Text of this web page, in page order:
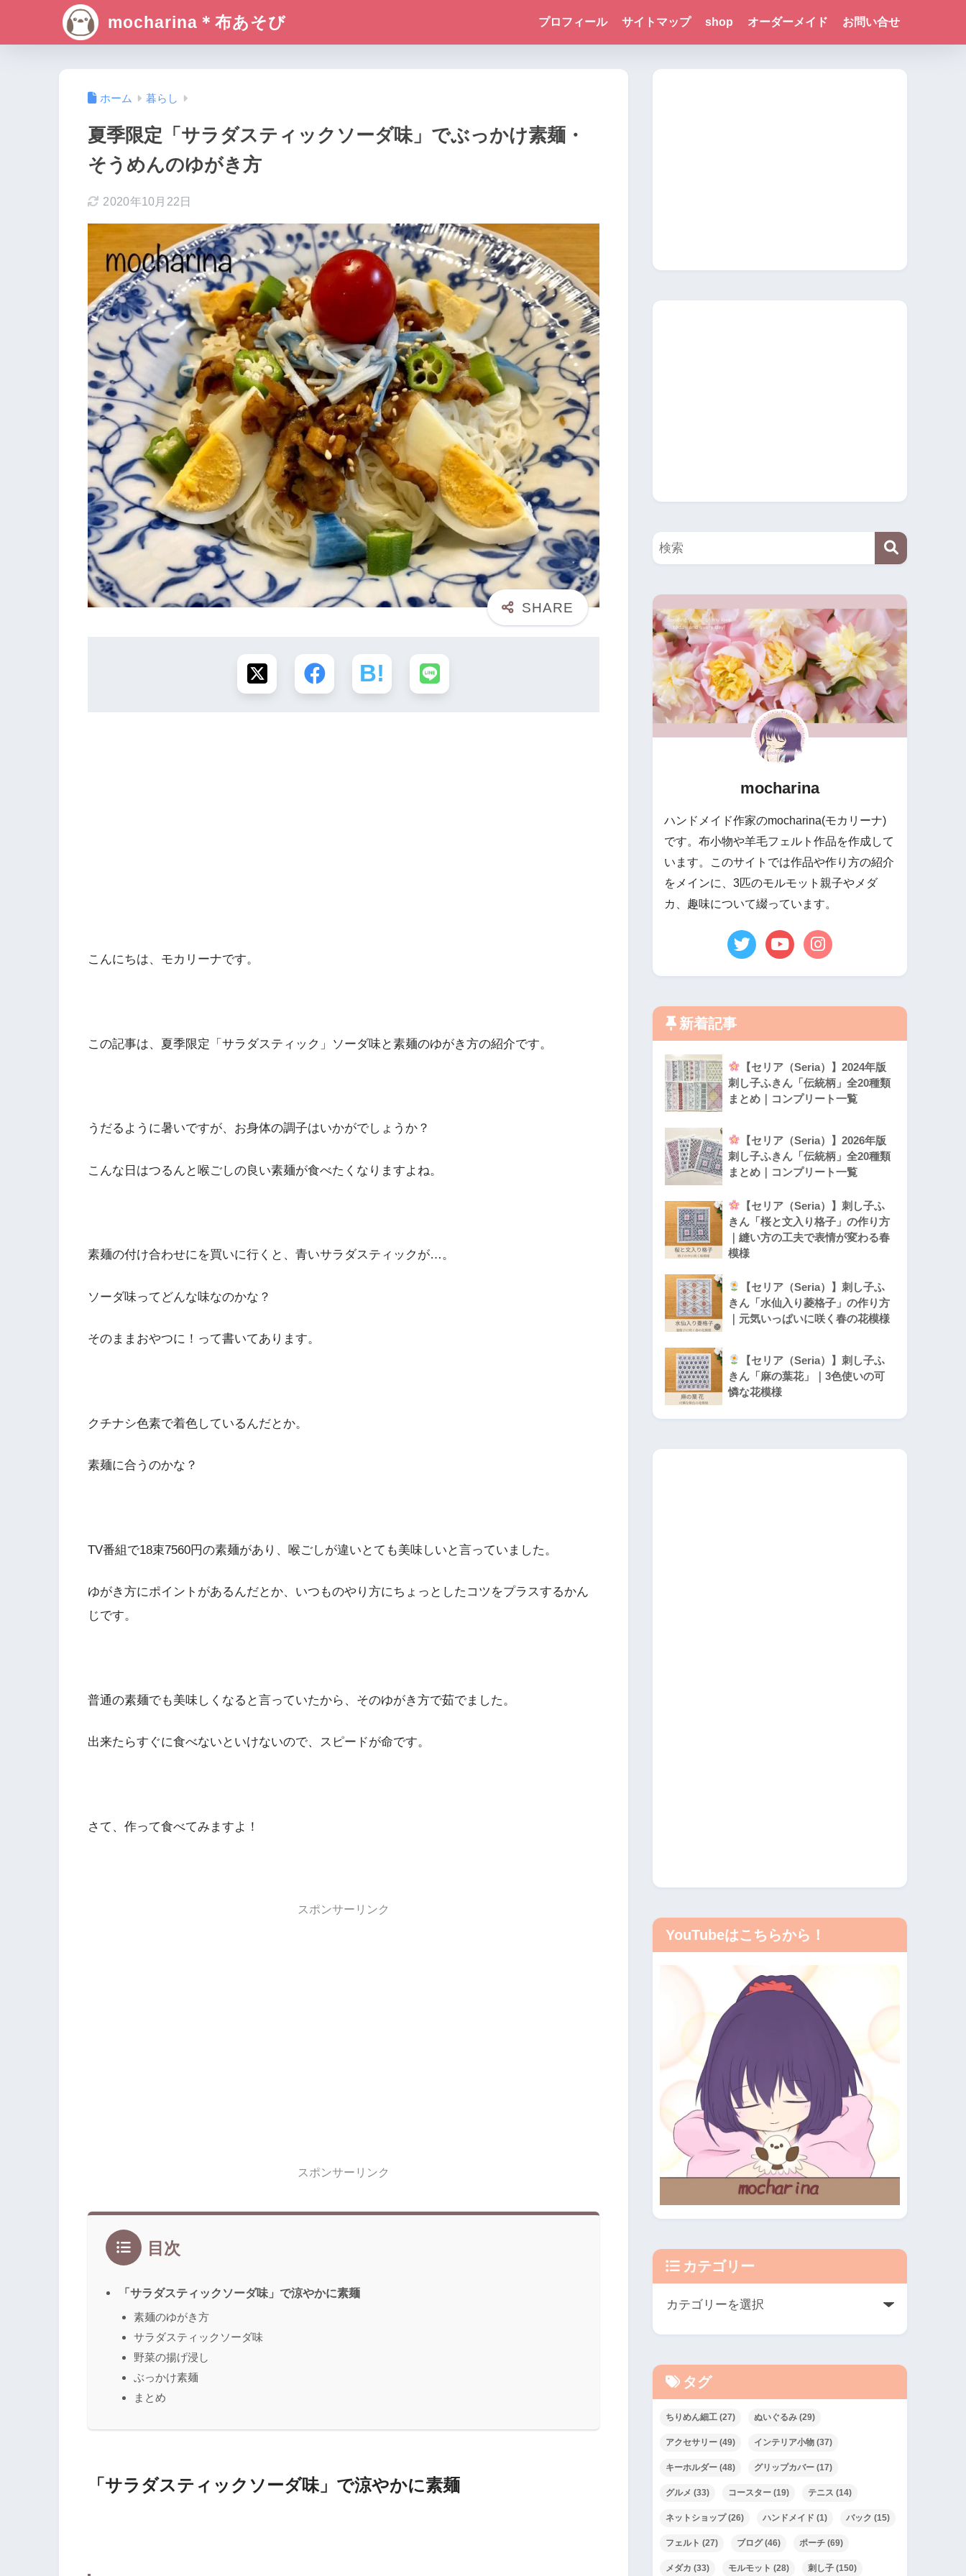
mocharina＊布あそび プロフィール サイトマップ shop オーダーメイド お問い合せ
ホーム 暮らし
夏季限定「サラダスティックソーダ味」でぶっかけ素麺・
そうめんのゆがき方
2020年10月22日
こんにちは、モカリーナです。
この記事は、夏季限定「サラダスティック」ソーダ味と素麺のゆがき方の紹介です。
うだるように暑いですが、お身体の調子はいかがでしょうか？
こんな日はつるんと喉ごしの良い素麺が食べたくなりますよね。
素麺の付け合わせにを買いに行くと、青いサラダスティックが…。
ソーダ味ってどんな味なのかな？
そのままおやつに！って書いてあります。
クチナシ色素で着色しているんだとか。
素麺に合うのかな？
TV番組で18束7560円の素麺があり、喉ごしが違いとても美味しいと言っていました。
ゆがき方にポイントがあるんだとか、いつものやり方にちょっとしたコツをプラスするかん
じです。
普通の素麺でも美味しくなると言っていたから、そのゆがき方で茹でました。
出来たらすぐに食べないといけないので、スピードが命です。
さて、作って食べてみますよ！
スポンサーリンク
スポンサーリンク
目次
「サラダスティックソーダ味」で涼やかに素麺
素麺のゆがき方
サラダスティックソーダ味
野菜の揚げ浸し
ぶっかけ素麺
まとめ
「サラダスティックソーダ味」で涼やかに素麺
mocharina
ハンドメイド作家のmocharina(モカリーナ)
です。布小物や羊毛フェルト作品を作成して
います。このサイトでは作品や作り方の紹介
をメインに、3匹のモルモット親子やメダ
カ、趣味について綴っています。
新着記事
【セリア（Seria）】2024年版
刺し子ふきん「伝統柄」全20種類
まとめ｜コンプリート一覧
【セリア（Seria）】2026年版
刺し子ふきん「伝統柄」全20種類
まとめ｜コンプリート一覧
【セリア（Seria）】刺し子ふ
きん「桜と文入り格子」の作り方
｜縫い方の工夫で表情が変わる春
模様
【セリア（Seria）】刺し子ふ
きん「水仙入り菱格子」の作り方
｜元気いっぱいに咲く春の花模様
【セリア（Seria）】刺し子ふ
きん「麻の葉花」｜3色使いの可
憐な花模様
YouTubeはこちらから！
カテゴリー
タグ
ちりめん細工 (27) ぬいぐるみ (29)
アクセサリー (49) インテリア小物 (37)
キーホルダー (48) グリップカバー (17)
グルメ (33) コースター (19) テニス (14)
ネットショップ(26) ハンドメイド (1) バック (15)
フェルト (27) ブログ(46) ポーチ (69)
メダカ (33) モルモット (28) 刺し子 (150)